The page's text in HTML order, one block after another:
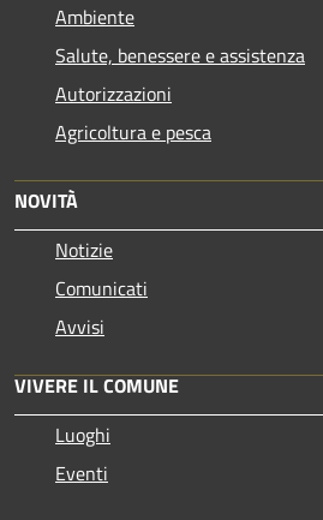
Ambiente
Salute, benessere e assistenza
Autorizzazioni
Agricoltura e pesca
NOVITÀ
Notizie
Comunicati
Avvisi
VIVERE IL COMUNE
Luoghi
Eventi